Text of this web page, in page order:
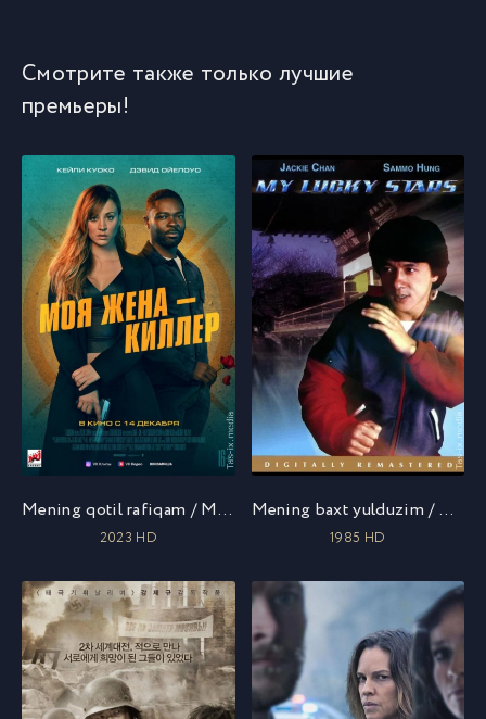
Смотрите также только лучшие
премьеры!
Mening qotil rafiqam / Mening killer xotinim / Rol ijrochisi / Моя жена – киллер / Uzbek tilida / O'zbekcha tarjima
2023 HD
Mening baxt yulduzim / Mening omadli yulduzim / Мои счастливые звезды / Uzbek tilida / O'zbekcha tarjima
1985 HD